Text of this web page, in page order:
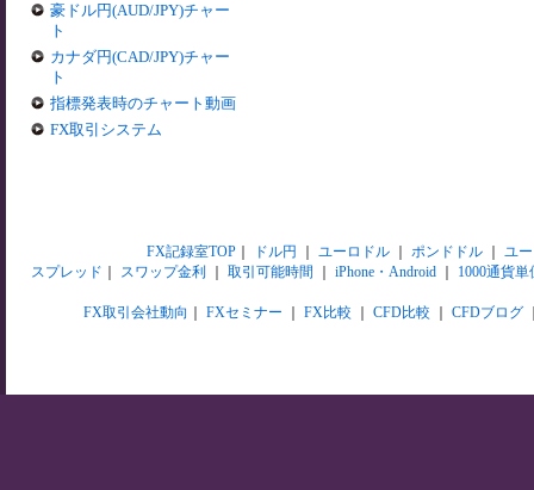
豪ドル円(AUD/JPY)チャー
ト
カナダ円(CAD/JPY)チャー
ト
指標発表時のチャート動画
FX取引システム
FX記録室TOP｜ ドル円 ユーロドル｜ ポンドドル｜ ユ
スプレッド
スワップ金利 取引可能時間 iPhone・Android 1000通貨単
FX取引会社動向 FXセミナー FX比較 CFD比較 CFDブログ